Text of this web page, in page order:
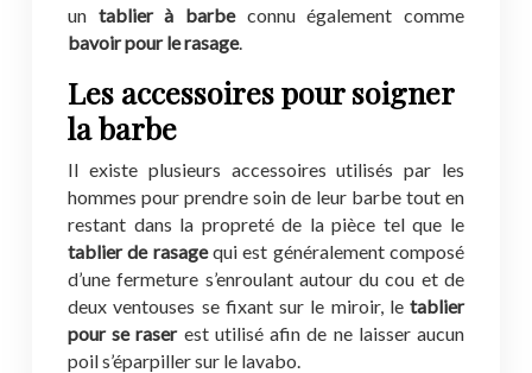
un tablier à barbeconnu également comme
bavoir pour le rasage.
Les accessoires pour soigner
la barbe
Il existe plusieurs accessoires utilisés par les
hommes pour prendre soin de leur barbe tout en
restant dans la propreté de la pièce tel que le
tablier de rasagequi est généralement composé
d’une fermeture s’enroulant autour du cou et de
deux ventouses se fixant sur le miroir, le tablier
pour se raserest utilisé afin de ne laisser aucun
poil s’éparpiller sur le lavabo.